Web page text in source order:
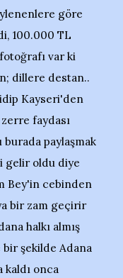
göre
100.000 TL
var ki
dillere destan..
Kayseri'den
faydası
burada paylaşmak
gelir oldu diye
Bey'in cebinden
bir zam geçirir
halkı almış
bir şekilde Adana
kaldı onca